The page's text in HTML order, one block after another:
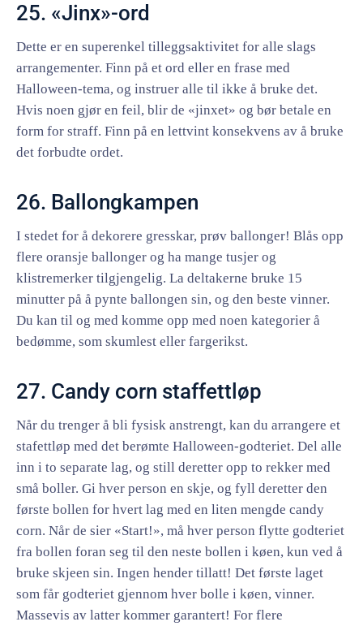
25. «Jinx»-ord
Dette er en superenkel tilleggsaktivitet for alle slags
arrangementer. Finn på et ord eller en frase med
Halloween-tema, og instruer alle til ikke å bruke det.
Hvis noen gjør en feil, blir de «jinxet» og bør betale en
form for straff. Finn på en lettvint konsekvens av å bruke
det forbudte ordet.
26. Ballongkampen
I stedet for å dekorere gresskar, prøv ballonger! Blås opp
flere oransje ballonger og ha mange tusjer og
klistremerker tilgjengelig. La deltakerne bruke 15
minutter på å pynte ballongen sin, og den beste vinner.
Du kan til og med komme opp med noen kategorier å
bedømme, som skumlest eller fargerikst.
27. Candy corn staffettløp
Når du trenger å bli fysisk anstrengt, kan du arrangere et
stafettløp med det berømte Halloween-godteriet. Del alle
inn i to separate lag, og still deretter opp to rekker med
små boller. Gi hver person en skje, og fyll deretter den
første bollen for hvert lag med en liten mengde candy
corn. Når de sier «Start!», må hver person flytte godteriet
fra bollen foran seg til den neste bollen i køen, kun ved å
bruke skjeen sin. Ingen hender tillatt! Det første laget
som får godteriet gjennom hver bolle i køen, vinner.
Massevis av latter kommer garantert! For flere